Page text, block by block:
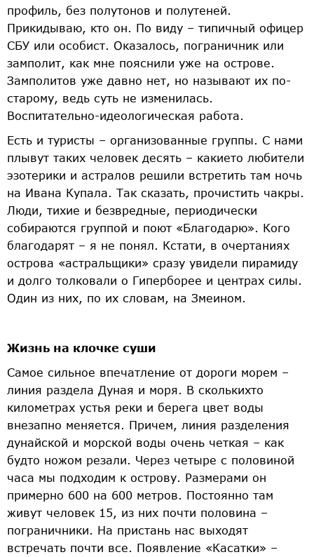
профиль, без полутонов и полутеней.
Прикидываю, кто он. По виду – типичный офицер
СБУ или особист. Оказалось, пограничник или
замполит, как мне пояснили уже на острове.
Замполитов уже давно нет, но называют их по­-
старому, ведь суть не изменилась.
Воспитательно­-идеологическая работа.
Есть и туристы – организованные группы. С нами
плывут таких человек десять – какие­то любители
эзотерики и астралов решили встретить там ночь
на Ивана Купала. Так сказать, прочистить чакры.
Люди, тихие и безвредные, периодически
собираются группой и поют «Благодарю». Кого
благодарят – я не понял. Кстати, в очертаниях
острова «астральщики» сразу увидели пирамиду
и долго толковали о Гиперборее и центрах силы.
Один из них, по их словам, на Змеином.
Жизнь на клочке суши
Самое сильное впечатление от дороги морем –
линия раздела Дуная и моря. В скольких­то
километрах устья реки и берега цвет воды
внезапно меняется. Причем, линия разделения
дунайской и морской воды очень четкая – как
будто ножом резали. Через четыре с половиной
часа мы подходим к острову. Размерами он
примерно 600 на 600 метров. Постоянно там
живут человек 15, из них почти половина –
пограничники. На пристань нас выходят
встречать почти все. Появление «Касатки» –